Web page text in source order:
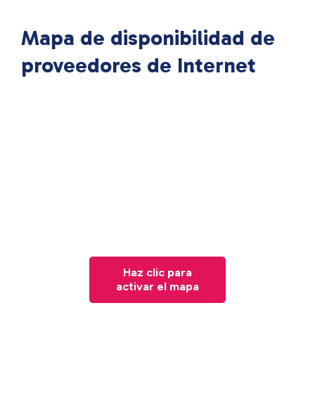
Mapa de disponibilidad de
proveedores de Internet
Haz clic para
activar el mapa